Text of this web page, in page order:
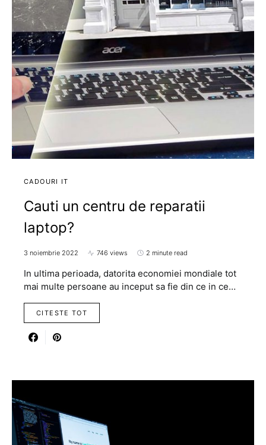
CADOURI IT
Cauti un centru de reparatii
laptop?
3 noiembrie 2022 746 views 2 minute read
In ultima perioada, datorita economiei mondiale tot
mai multe persoane au inceput sa fie din ce in ce…
CITESTE TOT